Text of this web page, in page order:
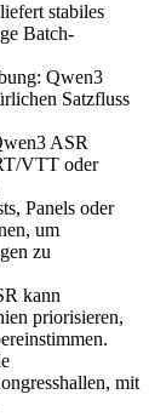
stabiles
Batch-
Qwen3
Satzfluss
ASR
VTT oder
Panels oder
um
zu
kann
priorisieren,
mit